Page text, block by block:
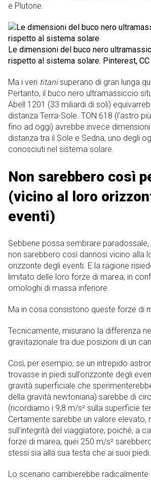
e Plutone.
Le dimensioni del buco nero
rispetto al sistema solare. Pinterest, CC
Ma i veri titanisuperano di gran lunga
Pertanto, il buco nero ultramassiccio
Abell 1201 (33 miliardi di soli)
distanza Terra-Sole. TON 618 (l’astro
fino ad oggi) avrebbe invece
distanza tra il Sole e Sedna, uno degli
conosciuti nel sistema solare.
Non sarebbero così
(vicino al loro
eventi)
Sebbene possa sembrare
non sarebbero così dannosi vicino alla
orizzonte degli eventi. E la ragione
limitato delle loro forze di marea, in
omologhi di massa inferiore.
Ma in cosa consistono queste forze di
Tecnicamente, misurano la differenza
gravitazionale tra due posizioni di un
Così, per esempio, se un intrepido
trovasse in piedi sull’orizzonte degli
gravità superficiale che
della gravità newtoniana) sarebbe di
(ricordiamo i 9,8 m/s² sulla superficie
Certamente sarebbe un valore elevato,
sull’integrità del viaggiatore, poiché, a
forze di marea, quei 250 m/s²
stessi sia alla sua testa che ai suoi piedi.
Lo scenario cambierebbe radicalmente